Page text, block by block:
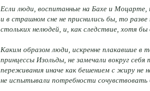
Если люди, воспитанные на Бахе и Моцарте,
и в страшном сне не приснились бы, то
стольких нелюдей, и, как следствие, хотя
Каким образом люди, искренне плакавшие в
принцессы Изольды, не замечали вокруг
переживания иначе как бешением с жиру
не испытывали потребности